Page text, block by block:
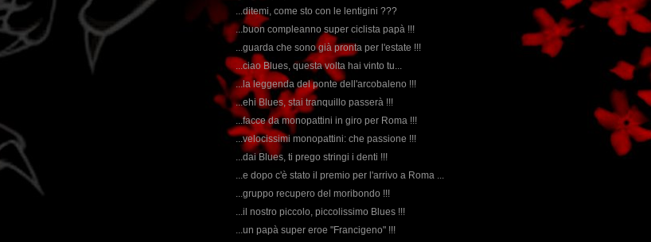
...ditemi, come sto con le lentigini ???
...buon compleanno super ciclista papà !!!
...guarda che sono già pronta per l'estate !!!
...ciao Blues, questa volta hai vinto tu...
...la leggenda del ponte dell'arcobaleno !!!
...ehi Blues, stai tranquillo passerà !!!
...facce da monopattini in giro per Roma !!!
...velocissimi monopattini: che passione !!!
...dai Blues, ti prego stringi i denti !!!
...e dopo c'è stato il premio per l'arrivo a Roma ...
...gruppo recupero del moribondo !!!
...il nostro piccolo, piccolissimo Blues !!!
...un papà super eroe "Francigeno" !!!